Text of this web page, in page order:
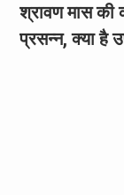
श्रावण मास की
प्रसन्न, क्या है